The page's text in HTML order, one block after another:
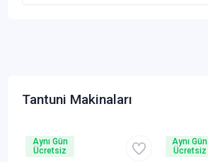
Tantuni Makinaları
Aynı Gün
Ücretsiz
Aynı Gün
Ücretsiz